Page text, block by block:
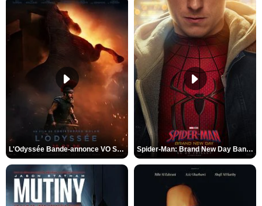
L'Odyssée Bande-annonce VO STFR Spider-Man: Brand New Day Bande-annonce VO STFR